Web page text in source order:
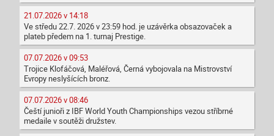
21.07.2026 v 14:18
Ve středu 22.7. 2026 v 23:59 hod. je uzávěrka obsazovaček a
plateb předem na 1. turnaj Prestige.
07.07.2026 v 09:53
Trojice Klofáčová, Maléřová, Černá vybojovala na Mistrovství
Evropy neslyšících bronz.
07.07.2026 v 08:46
Čeští junioři z IBF World Youth Championships vezou stříbrné
medaile v soutěži družstev.